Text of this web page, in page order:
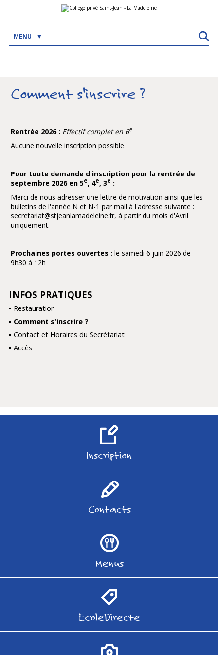
|
AllerMENU
Comment s'inscrire ?
Rentrée 2026 : Effectif complet en 6e
Aucune nouvelle inscription possible
Pour toute demande d'inscription pour la rentrée de
septembre 2026 en 5e, 4e, 3e :
Merci de nous adresser une lettre de motivation ainsi que les
bulletins de l'année N et N-1 par mail à l'adresse suivante :
secretariat@stjeanlamadeleine.fr, à partir du mois d'Avril
uniquement.
Prochaines portes ouvertes :le samedi 6 juin 2026 de
9h30 à 12h
NAVIGATION
INFOS PRATIQUES
Restauration
Comment s'inscrire ?
Contact et Horaires du Secrétariat
Accès
Inscription
Contacts
Menus
EcoleDirecte